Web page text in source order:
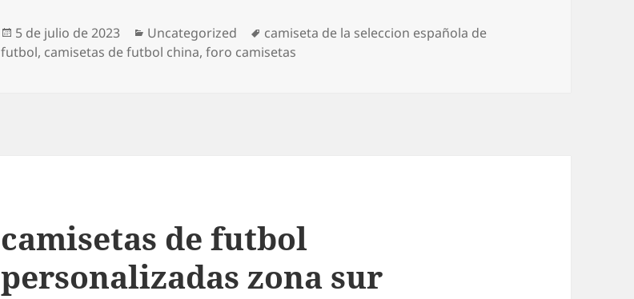
Publicado
el
5 de julio de 2023 Categorías
Uncategorized Etiquetas
camiseta de la seleccion española de
futbol, camisetas de futbol china,foro camisetas
camisetas de futbol
personalizadas zona sur